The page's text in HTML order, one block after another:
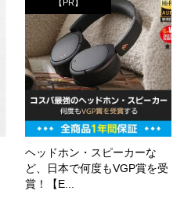
【PR】
ヘッドホン・スピーカーな
ど、日本で何度もVGP賞を受
賞！【E...